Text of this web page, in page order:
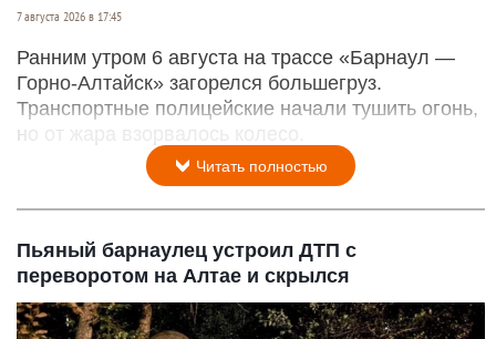
7 августа 2026 в 17:45
Ранним утром 6 августа на трассе «Барнаул —
Горно-Алтайск» загорелся большегруз.
Транспортные полицейские начали тушить огонь,
но от жара взорвалось колесо.
Читать полностью
Пьяный барнаулец устроил ДТП с
переворотом на Алтае и скрылся